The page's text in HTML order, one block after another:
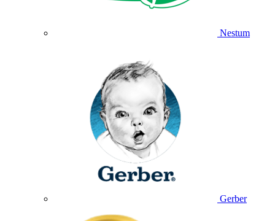
Nestum
Gerber